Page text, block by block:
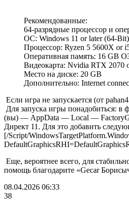
Рекомендованные:
64-разрядные процессор и
ОС: Windows 11 or later (64-Bit)
Процессор: Ryzen 5 5600X or
Оперативная память: 16 GB
Видеокарта: Nvidia RTX 2070
Место на диске: 20 GB
Дополнительно: Internet
Если игра не запускается (от
Для запуска игры понадобиться:
(вы) — AppData — Local —
Директ 11. Для это добавить
[/Scrіpt/
Еще, вероятнее всего, для
помощь благодарите «Gecar
08.04.2026 06:33
38